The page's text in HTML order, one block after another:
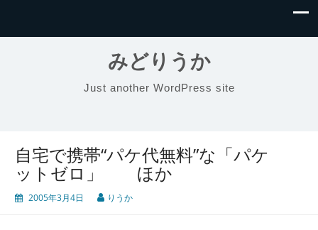
みどりうか
Just another WordPress site
自宅で携帯“パケ代無料”な「パケ
ットゼロ」 ほか
2005年3月4日 りうか